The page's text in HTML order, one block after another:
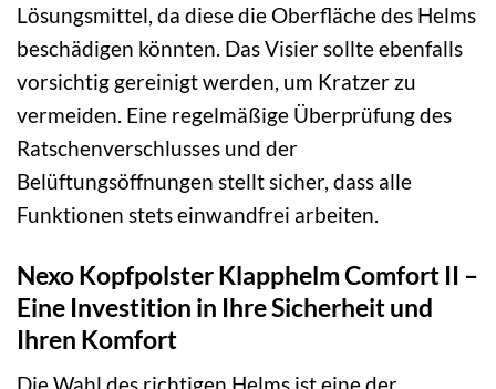
Lösungsmittel, da diese die Oberfläche des Helms
beschädigen könnten. Das Visier sollte ebenfalls
vorsichtig gereinigt werden, um Kratzer zu
vermeiden. Eine regelmäßige Überprüfung des
Ratschenverschlusses und der
Belüftungsöffnungen stellt sicher, dass alle
Funktionen stets einwandfrei arbeiten.
Nexo Kopfpolster Klapphelm Comfort II –
Eine Investition in Ihre Sicherheit und
Ihren Komfort